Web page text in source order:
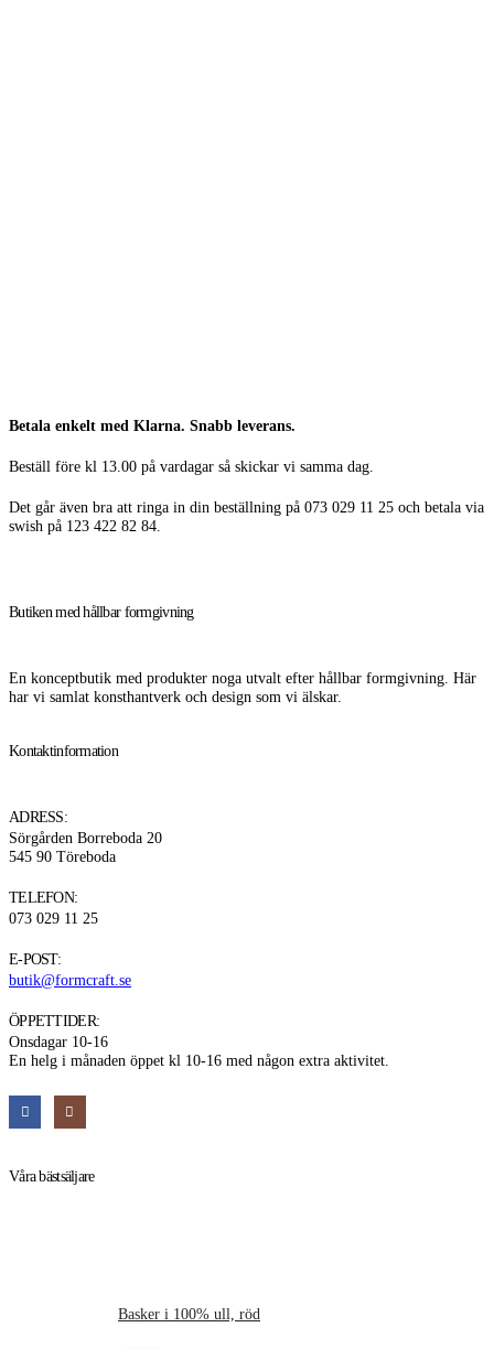
Betala enkelt med Klarna. Snabb leverans.
Beställ före kl 13.00 på vardagar så skickar vi samma dag.
Det går även bra att ringa in din beställning på 073 029 11 25 och betala via
swish på 123 422 82 84.
Butiken med hållbar formgivning
En konceptbutik med produkter noga utvalt efter hållbar formgivning. Här
har vi samlat konsthantverk och design som vi älskar.
Kontaktinformation
ADRESS:
Sörgården Borreboda 20
545 90 Töreboda
TELEFON:
073 029 11 25
E-POST:
butik@formcraft.se
ÖPPETTIDER:
Onsdagar 10-16
En helg i månaden öppet kl 10-16 med någon extra aktivitet.
Våra bästsäljare
Basker i 100% ull, röd